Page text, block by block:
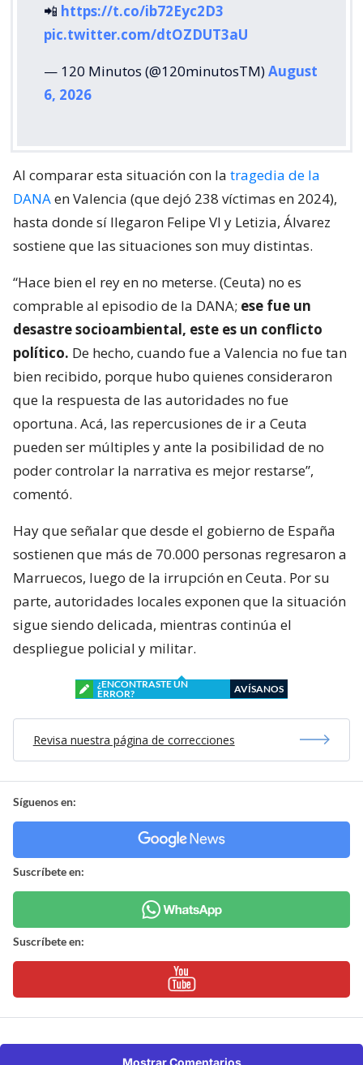
📲 https://t.co/ib72Eyc2D3
pic.twitter.com/dtOZDUT3aU
— 120 Minutos (@120minutosTM)August
6, 2026
Al comparar esta situación con la tragedia de la
DANAen Valencia (que dejó 238 víctimas en 2024),
hasta donde sí llegaron Felipe VI y Letizia, Álvarez
sostiene que las situaciones son muy distintas.
“Hace bien el rey en no meterse. (Ceuta) no es
comprable al episodio de la DANA; ese fue un
desastre socioambiental, este es un conflicto
político. De hecho, cuando fue a Valencia no fue tan
bien recibido, porque hubo quienes consideraron
que la respuesta de las autoridades no fue
oportuna. Acá, las repercusiones de ir a Ceuta
pueden ser múltiples y ante la posibilidad de no
poder controlar la narrativa es mejor restarse”,
comentó.
Hay que señalar que desde el gobierno de España
sostienen que más de 70.000 personas regresaron a
Marruecos, luego de la irrupción en Ceuta. Por su
parte, autoridades locales exponen que la situación
sigue siendo delicada, mientras continúa el
despliegue policial y militar.
¿ENCONTRASTE UN
ERROR?
AVÍSANOS
Revisa nuestra página de correcciones
Síguenos en:
Suscríbete en:
Suscríbete en:
Mostrar Comentarios